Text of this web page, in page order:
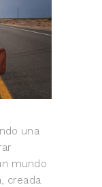
una
mundo
creada